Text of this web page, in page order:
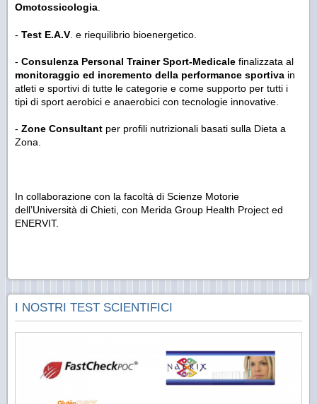
Omotossicologia
- Test E.A.V . e riequilibrio bioenergetico.
- Consulenza Personal Trainer Sport-Medicale finalizzata al
monitoraggio ed incremento della performance sportiva in
atleti e sportivi di tutte le categorie e come supporto per tutti i
tipi di sport aerobici e anaerobici con tecnologie innovative.
- Zone Consultant per profili nutrizionali basati sulla Dieta a
Zona.
In collaborazione con la facoltà di Scienze Motorie
dell’Università di Chieti, con Merida Group Health Project ed
ENERVIT.
I NOSTRI TEST SCIENTIFICI